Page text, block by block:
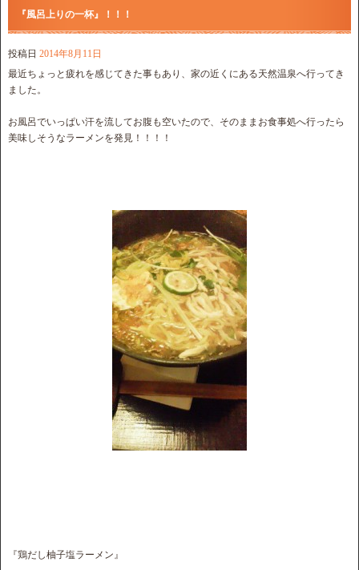
『風呂上りの一杯』！！！
投稿日 2014年8月11日
最近ちょっと疲れを感じてきた事もあり、家の近くにある天然温泉へ行ってき
ました。
お風呂でいっぱい汗を流してお腹も空いたので、そのままお食事処へ行ったら
美味しそうなラーメンを発見！！！！
『鶏だし柚子塩ラーメン』